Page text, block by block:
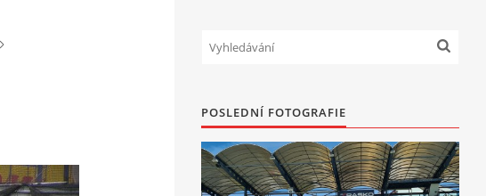
POSLEDNÍ FOTOGRAFIE